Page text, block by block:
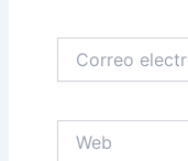
electrónico*